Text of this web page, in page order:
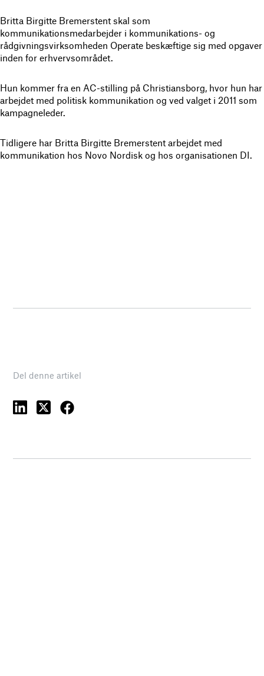
Britta Birgitte Bremerstent skal som
kommunikationsmedarbejder i kommunikations- og
rådgivningsvirksomheden Operate beskæftige sig med opgaver
inden for erhvervsområdet.
Hun kommer fra en AC-stilling på Christiansborg, hvor hun har
arbejdet med politisk kommunikation og ved valget i 2011 som
kampagneleder.
Tidligere har Britta Birgitte Bremerstent arbejdet med
kommunikation hos Novo Nordisk og hos organisationen DI.
Del denne artikel